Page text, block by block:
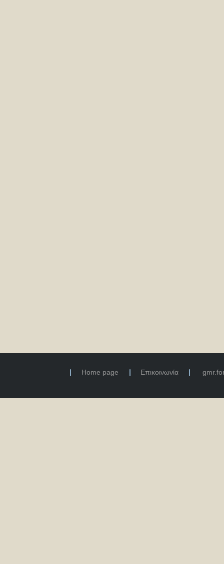
Home page Επικοινωνία